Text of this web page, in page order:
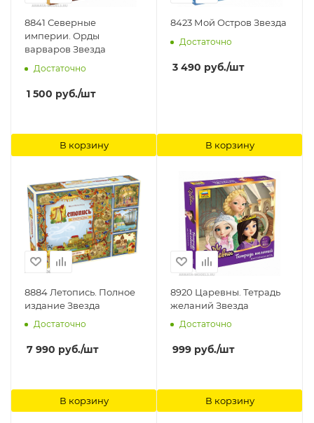
8841 Северные
империи. Орды
варваров Звезда
Достаточно
1 500 руб./шт
В корзину
8423 Мой Остров Звезда
Достаточно
3 490 руб./шт
В корзину
8884 Летопись. Полное
издание Звезда
Достаточно
7 990 руб./шт
В корзину
8920 Царевны. Тетрадь
желаний Звезда
Достаточно
999 руб./шт
В корзину